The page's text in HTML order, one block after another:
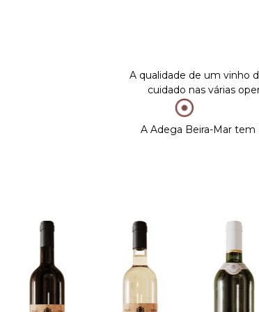
A qualidade de um vinho
cuidado nas várias
A Adega Beira-Mar tem